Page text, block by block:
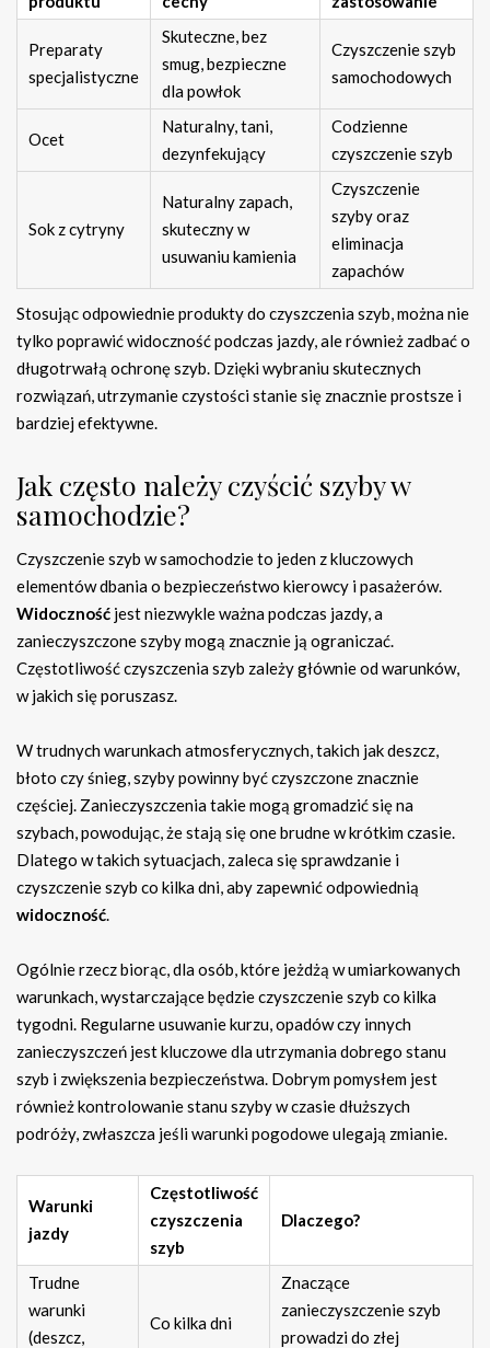
Preparaty
specjalistyczne
Skuteczne, bez
smug, bezpieczne
dla powłok
Czyszczenie szyb
samochodowych
Ocet
Naturalny, tani,
dezynfekujący
Codzienne
czyszczenie szyb
Sok z cytryny
Naturalny zapach,
skuteczny w
usuwaniu kamienia
Czyszczenie
szyby oraz
eliminacja
zapachów
Stosując odpowiednie produkty do czyszczenia szyb, można nie
tylko poprawić widoczność podczas jazdy, ale również zadbać o
długotrwałą ochronę szyb. Dzięki wybraniu skutecznych
rozwiązań, utrzymanie czystości stanie się znacznie prostsze i
bardziej efektywne.
Jak często należy czyścić szyby w
samochodzie?
Czyszczenie szyb w samochodzie to jeden z kluczowych
elementów dbania o bezpieczeństwo kierowcy i pasażerów.
Widoczność jest niezwykle ważna podczas jazdy, a
zanieczyszczone szyby mogą znacznie ją ograniczać.
Częstotliwość czyszczenia szyb zależy głównie od warunków,
w jakich się poruszasz.
W trudnych warunkach atmosferycznych, takich jak deszcz,
błoto czy śnieg, szyby powinny być czyszczone znacznie
częściej. Zanieczyszczenia takie mogą gromadzić się na
szybach, powodując, że stają się one brudne w krótkim czasie.
Dlatego w takich sytuacjach, zaleca się sprawdzanie i
czyszczenie szyb co kilka dni, aby zapewnić odpowiednią
widoczność.
Ogólnie rzecz biorąc, dla osób, które jeżdżą w umiarkowanych
warunkach, wystarczające będzie czyszczenie szyb co kilka
tygodni. Regularne usuwanie kurzu, opadów czy innych
zanieczyszczeń jest kluczowe dla utrzymania dobrego stanu
szyb i zwiększenia bezpieczeństwa. Dobrym pomysłem jest
również kontrolowanie stanu szyby w czasie dłuższych
podróży, zwłaszcza jeśli warunki pogodowe ulegają zmianie.
Warunki
jazdy
Częstotliwość
czyszczenia
szyb
Dlaczego?
Trudne
warunki
(deszcz,
Co kilka dni
Znaczące
zanieczyszczenie szyb
prowadzi do złej